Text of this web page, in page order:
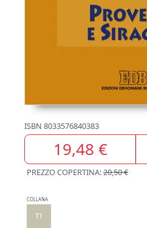
ISBN 8033576840383
19,48 €
PREZZO COPERTINA:20,50 €
COLLANA
T1